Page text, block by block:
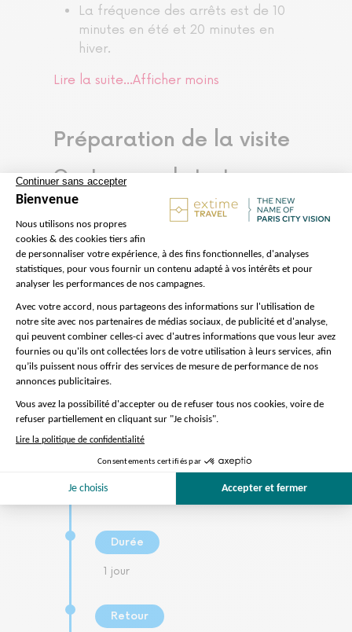
La fréquence des arrêts est de 10
minutes en été et 20 minutes en
hiver.
Lire la suite...Afficher moins
Préparation de la visite
On s'occupe de tout
Départ
Adresse :
(Présentez votre billet à n'importe
Durée
1 jour
Retour